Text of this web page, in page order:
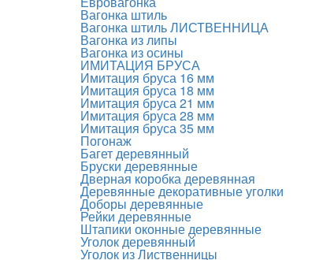
Вагонка штиль
Вагонка штиль ЛИСТВЕННИЦА
Вагонка из липы
Вагонка из осины
ИМИТАЦИЯ БРУСА
Имитация бруса 16 мм
Имитация бруса 18 мм
Имитация бруса 21 мм
Имитация бруса 28 мм
Имитация бруса 35 мм
Погонаж
Багет деревянный
Бруски деревянные
Дверная коробка деревянная
Деревянные декоративные уголки
Доборы деревянные
Рейки деревянные
Штапики оконные деревянные
Уголок деревянный
Уголок из Лиственницы